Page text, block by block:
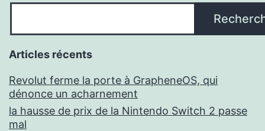
Articles récents
Revolut ferme la porte à GrapheneOS, qui
dénonce un acharnement
la hausse de prix de la Nintendo Switch 2 passe
mal